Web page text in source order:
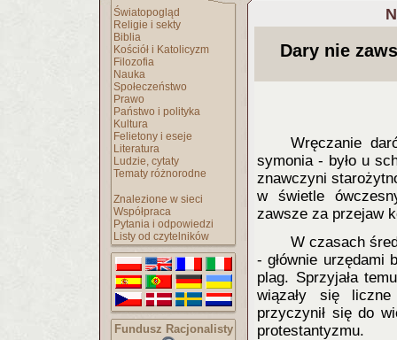
Światopogląd
Religie i sekty
Biblia
Kościół i Katolicyzm
Filozofia
Nauka
Społeczeństwo
Prawo
Państwo i polityka
Kultura
Felietony i eseje
Literatura
Ludzie, cytaty
Tematy różnorodne
Znalezione w sieci
Współpraca
Pytania i odpowiedzi
Listy od czytelników
Fundusz Racjonalisty
Dary nie
Wręczanie
symonia - było u
znawczyni
w świetle
zawsze za przejaw
W czasach
- głównie urzędami
plag. Sprzyjała
wiązały się
przyczynił się do
protestantyzmu.